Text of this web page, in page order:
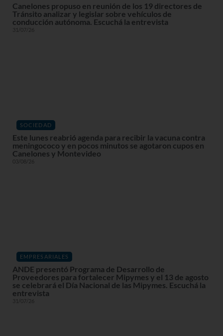
Canelones propuso en reunión de los 19 directores de
Tránsito analizar y legislar sobre vehículos de
conducción autónoma. Escuchá la entrevista
31/07/26
SOCIEDAD
Este lunes reabrió agenda para recibir la vacuna contra
meningococo y en pocos minutos se agotaron cupos en
Canelones y Montevideo
03/08/26
EMPRESARIALES
ANDE presentó Programa de Desarrollo de
Proveedores para fortalecer Mipymes y el 13 de agosto
se celebrará el Día Nacional de las Mipymes. Escuchá la
entrevista
31/07/26